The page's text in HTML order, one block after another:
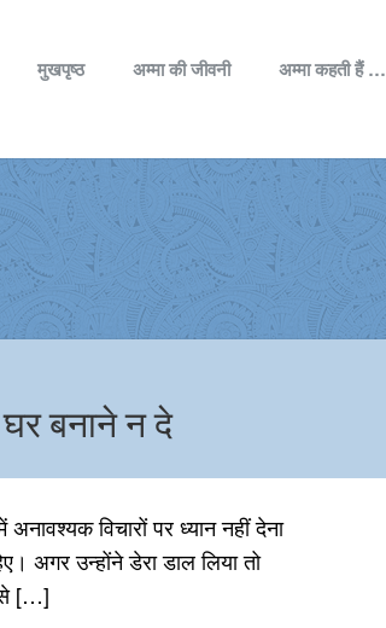
मुखपृष्ठ अम्मा की जीवनी अम्मा कहती हैं …
बनाने न दे
विचारों पर ध्यान नहीं देना
अगर उन्होंने डेरा डाल लिया तो
से […]